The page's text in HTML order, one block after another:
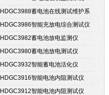
HDGC3988蓄电池在线测试维护系
统
HDGC3986智能充放电综合测试仪
HDGC3982蓄电池放电监测仪
HDGC3980蓄电池放电测试仪
HDGC3932智能蓄电池活化仪
HDGC3916智能电池内阻测试仪
HDGC3912智能电池内阻测试仪